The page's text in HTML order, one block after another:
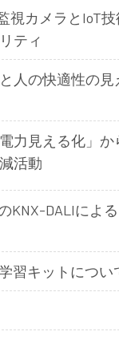
視カメラとIoT
ティ
人の快適性の見
電力見える化」
活動
KNX-DALIによ
習キットについ